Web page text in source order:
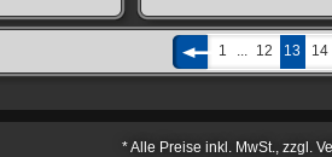
1 ... 12 13 14
* Alle Preise inkl. MwSt., zzgl.